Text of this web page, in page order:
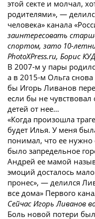
этой секте и молчал,
родителями», —
человека» канала
заинтересовать
спортом, зато 10-
PhotoXPress.ru, Борис
В 2007-м у пары
а в 2015-м Ольга снова
бы Игорь Ливанов
если бы не чувствовал
детей от нее…
«Когда произошла
будет Илья. У меня
понимал, что ее нужно
было запредельное
Андрей ее мамой
эмоций досталось
пронес», — делился
все дома» Первого
Сейчас Игорь Ливанов
Боль новой потери